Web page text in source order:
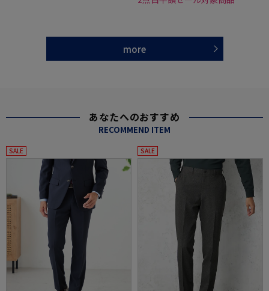
more
あなたへのおすすめ
RECOMMEND ITEM
SALE SALE